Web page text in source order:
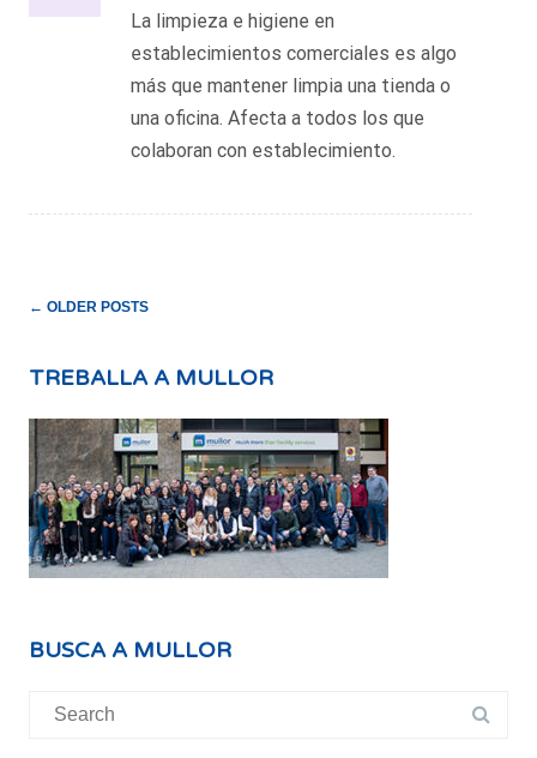
La limpieza e higiene en
establecimientos comerciales es algo
más que mantener limpia una tienda o
una oficina. Afecta a todos los que
colaboran con establecimiento.
POST
← OLDER POSTS
TREBALLA A MULLOR
BUSCA A MULLOR
for: